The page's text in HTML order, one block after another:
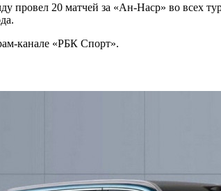
провел 20 матчей за «Ан-Наср» во всех
канале «РБК Спорт».